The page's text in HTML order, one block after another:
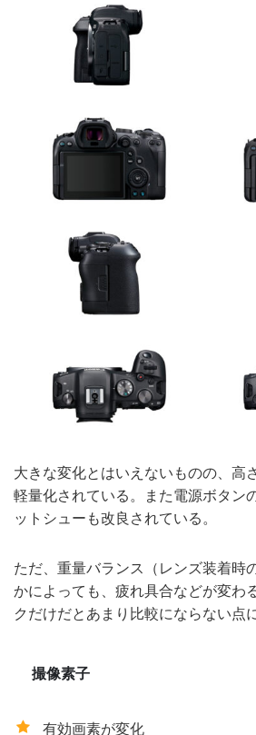
大きな変化とはいえないものの、高
軽量化されている。また電源ボタン
ットシューも改良されている。
ただ、重量バランス（レンズ装着時
かによっても、疲れ具合などが変わ
クだけだとあまり比較にならない点
撮像素子
有効画素が変化